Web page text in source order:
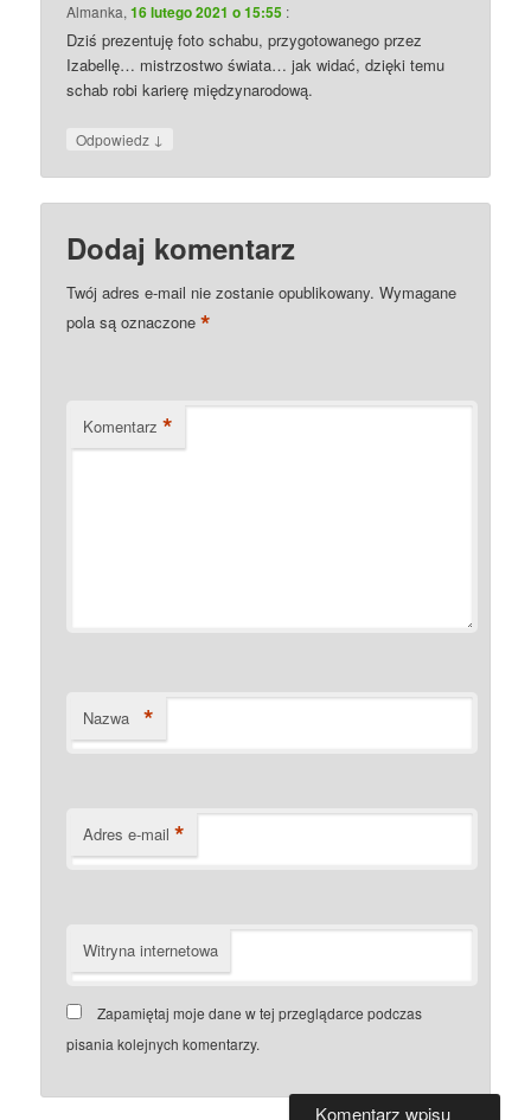
Almanka,16 lutego 2021 o 15:55 :
Dziś prezentuję foto schabu, przygotowanego przez
Izabellę… mistrzostwo świata… jak widać, dzięki temu
schab robi karierę międzynarodową.
Odpowiedz ↓
Dodaj komentarz
Twój adres e-mail nie zostanie opublikowany. Wymagane
pola są oznaczone*
Komentarz *
Nazwa *
Adres e-mail *
Witryna internetowa
Zapamiętaj moje dane w tej przeglądarce podczas
pisania kolejnych komentarzy.